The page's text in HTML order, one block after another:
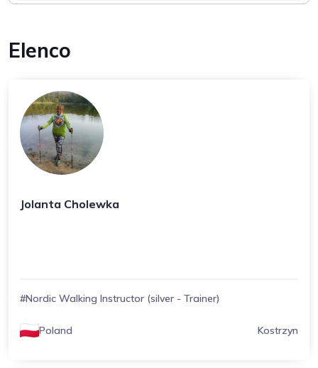
Elenco
Jolanta Cholewka
#Nordic Walking Instructor (silver - Trainer)
Poland Kostrzyn